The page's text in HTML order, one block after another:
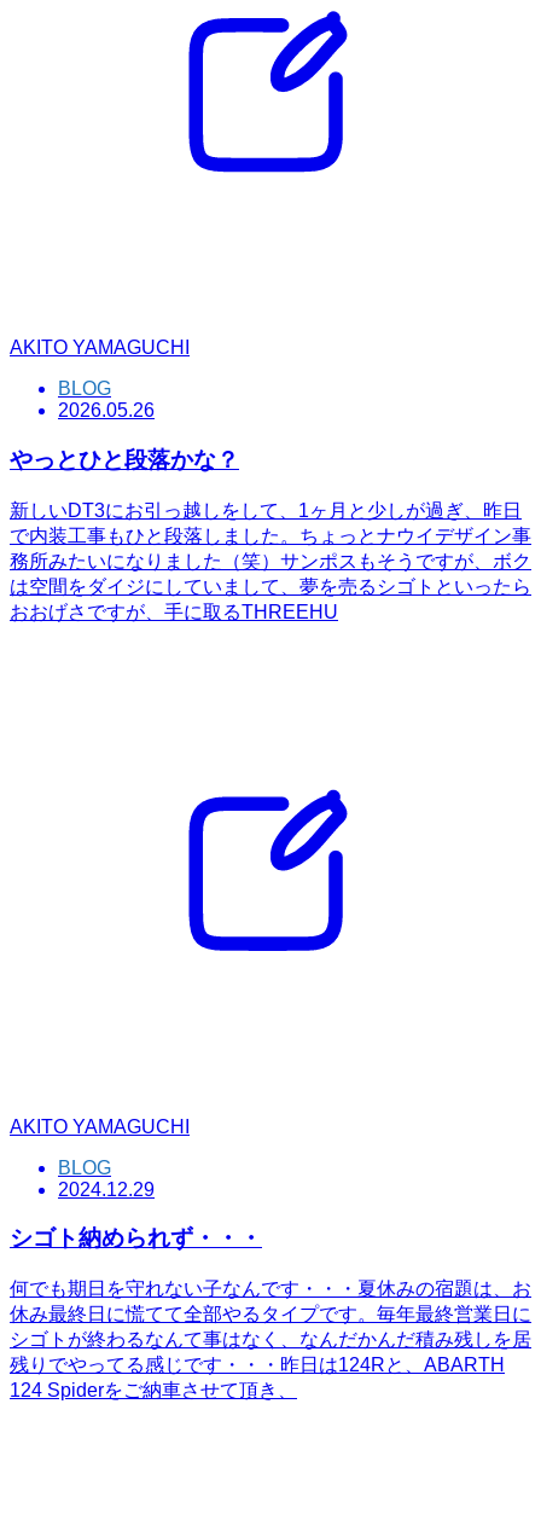
AKITO YAMAGUCHI
BLOG
2026.05.26
やっとひと段落かな？
新しいDT3にお引っ越しをして、1ヶ月と少しが過ぎ、昨日
で内装工事もひと段落しました。ちょっとナウイデザイン事
務所みたいになりました（笑）サンポスもそうですが、ボク
は空間をダイジにしていまして、夢を売るシゴトといったら
おおげさですが、手に取るTHREEHU
AKITO YAMAGUCHI
BLOG
2024.12.29
シゴト納められず・・・
何でも期日を守れない子なんです・・・夏休みの宿題は、お
休み最終日に慌てて全部やるタイプです。毎年最終営業日に
シゴトが終わるなんて事はなく、なんだかんだ積み残しを居
残りでやってる感じです・・・昨日は124Rと、ABARTH
124 Spiderをご納車させて頂き、